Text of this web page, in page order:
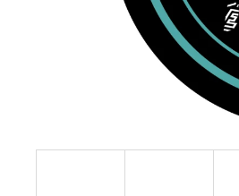
PLAYOFF-T-SHIRT-
€3,18
Ursprünglich:€6,20